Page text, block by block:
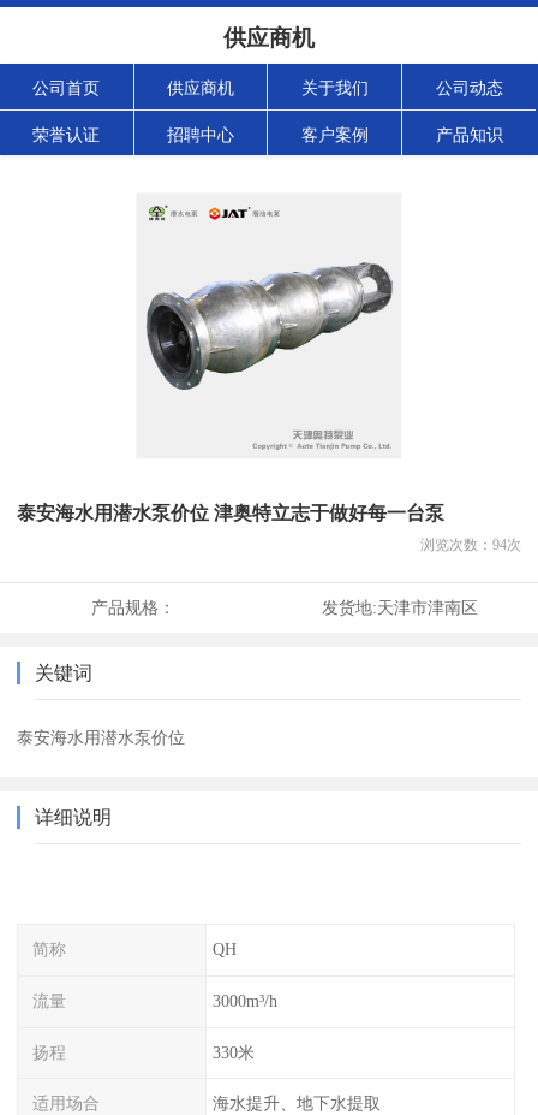
供应商机
公司首页 供应商机 关于我们 公司动态
荣誉认证 招聘中心 客户案例 产品知识
泰安海水用潜水泵价位 津奥特立志于做好每一台泵
浏览次数： 94次
产品规格： 发货地:天津市津南区
关键词
泰安海水用潜水泵价位
详细说明
简称 QH
流量 3000m³/h
扬程 330米
适用场合 海水提升、地下水提取